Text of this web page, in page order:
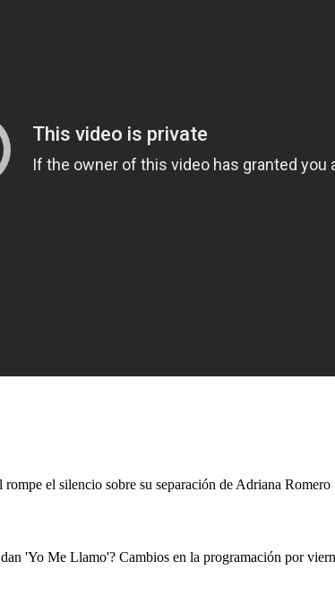
el silencio sobre su separación de Adriana Romero
'Yo Me Llamo'? Cambios en la programación por